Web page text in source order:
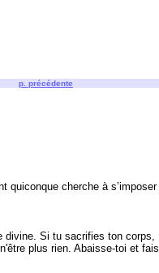
p. précédente
quiconque cherche à s’imposer
divine. Si tu sacrifies ton corps,
plus rien. Abaisse-toi et fais